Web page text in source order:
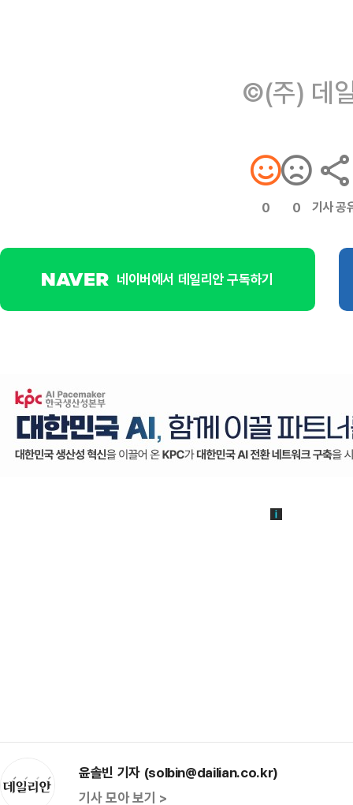
©(주) 데
0 0 기사 공
네이버에서 데일리안 구독하기
윤솔빈 기자 (solbin@dailian.co.kr)
기사 모아 보기 >